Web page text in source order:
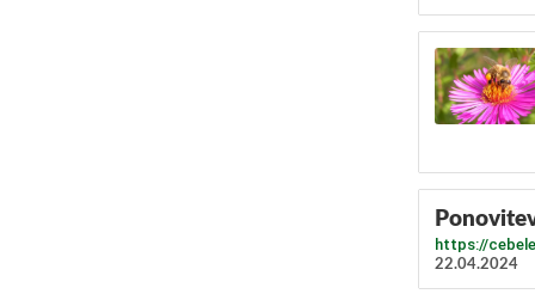
https://
22.04.2024